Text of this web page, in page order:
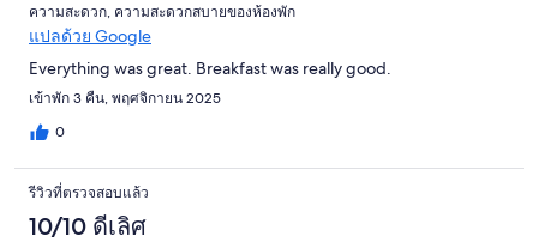
ความสะดวก, ความสะดวกสบายของห้องพัก
แปลด้วย Google
Everything was great. Breakfast was really good.
เข้าพัก 3 คืน, พฤศจิกายน 2025
0
รีวิวที่ตรวจสอบแล้ว
10/10 ดีเลิศ